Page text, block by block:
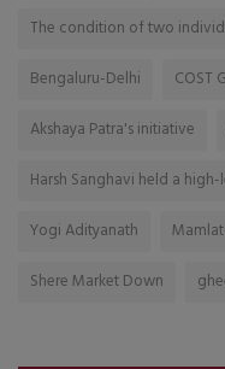
The condition of two
Bengaluru-Delhi
COST
Akshaya Patra's initiative
Harsh Sanghavi held a
Yogi Adityanath
Shere Market Down